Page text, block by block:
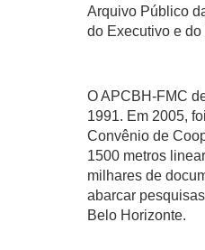
Arquivo Público
do Executivo e
O APCBH-FMC
1991. Em 2005,
Convênio de
1500 metros
milhares de
abarcar
Belo Horizonte.